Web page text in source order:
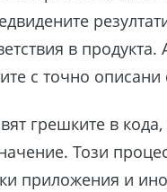
в
с точно описани
грешките в
Този
приложения и